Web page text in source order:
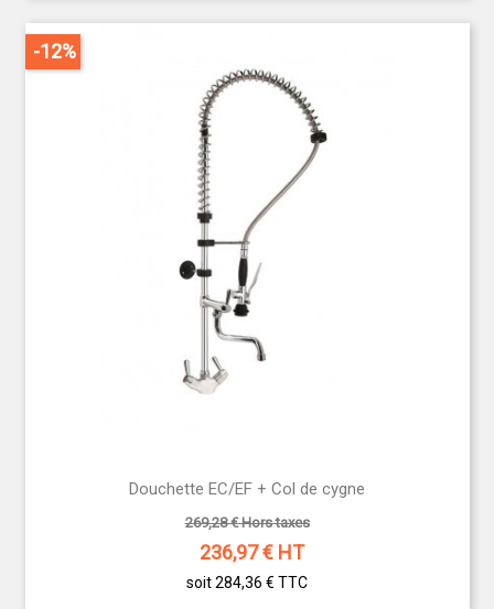
Douchette EC/EF + Col de cygne
269,28 € Hors taxes
236,97€ HT
soit 284,36 € TTC
-12%